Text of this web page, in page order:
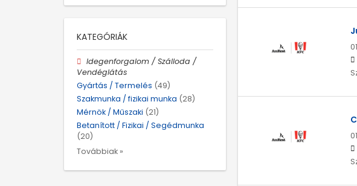
KATEGÓRIÁK
Idegenforgalom / Szálloda /
Vendéglátás
Gyártás / Termelés (49)
Szakmunka / fizikai munka (28)
Mérnök / Műszaki (21)
Betanított / Fizikai / Segédmunka
(20)
Továbbiak »